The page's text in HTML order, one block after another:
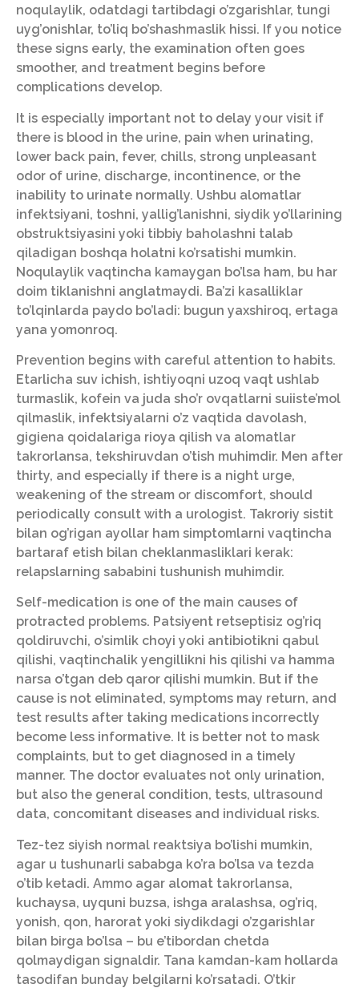
noqulaylik, odatdagi tartibdagi o’zgarishlar, tungi
uyg’onishlar, to’liq bo’shashmaslik hissi. If you notice
these signs early, the examination often goes
smoother, and treatment begins before
complications develop.
It is especially important not to delay your visit if
there is blood in the urine, pain when urinating,
lower back pain, fever, chills, strong unpleasant
odor of urine, discharge, incontinence, or the
inability to urinate normally. Ushbu alomatlar
infektsiyani, toshni, yallig’lanishni, siydik yo’llarining
obstruktsiyasini yoki tibbiy baholashni talab
qiladigan boshqa holatni ko’rsatishi mumkin.
Noqulaylik vaqtincha kamaygan bo’lsa ham, bu har
doim tiklanishni anglatmaydi. Ba’zi kasalliklar
to’lqinlarda paydo bo’ladi: bugun yaxshiroq, ertaga
yana yomonroq.
Prevention begins with careful attention to habits.
Etarlicha suv ichish, ishtiyoqni uzoq vaqt ushlab
turmaslik, kofein va juda sho’r ovqatlarni suiiste’mol
qilmaslik, infektsiyalarni o’z vaqtida davolash,
gigiena qoidalariga rioya qilish va alomatlar
takrorlansa, tekshiruvdan o’tish muhimdir. Men after
thirty, and especially if there is a night urge,
weakening of the stream or discomfort, should
periodically consult with a urologist. Takroriy sistit
bilan og’rigan ayollar ham simptomlarni vaqtincha
bartaraf etish bilan cheklanmasliklari kerak:
relapslarning sababini tushunish muhimdir.
Self-medication is one of the main causes of
protracted problems. Patsiyent retseptisiz og’riq
qoldiruvchi, o’simlik choyi yoki antibiotikni qabul
qilishi, vaqtinchalik yengillikni his qilishi va hamma
narsa o’tgan deb qaror qilishi mumkin. But if the
cause is not eliminated, symptoms may return, and
test results after taking medications incorrectly
become less informative. It is better not to mask
complaints, but to get diagnosed in a timely
manner. The doctor evaluates not only urination,
but also the general condition, tests, ultrasound
data, concomitant diseases and individual risks.
Tez-tez siyish normal reaktsiya bo’lishi mumkin,
agar u tushunarli sababga ko’ra bo’lsa va tezda
o’tib ketadi. Ammo agar alomat takrorlansa,
kuchaysa, uyquni buzsa, ishga aralashsa, og’riq,
yonish, qon, harorat yoki siydikdagi o’zgarishlar
bilan birga bo’lsa – bu e’tibordan chetda
qolmaydigan signaldir. Tana kamdan-kam hollarda
tasodifan bunday belgilarni ko’rsatadi. O’tkir